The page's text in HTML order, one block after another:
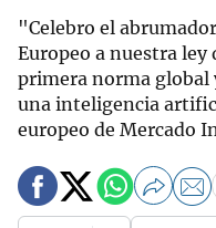
"Celebro el
Europeo a nuestra
primera norma global
una inteligencia
europeo de Mercado